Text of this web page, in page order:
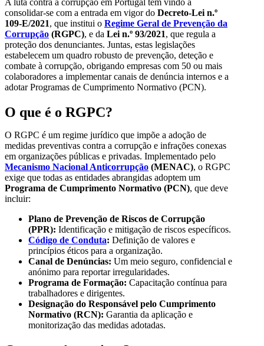
A luta contra a corrupção em Portugal tem vindo a
consolidar-se com a entrada em vigor do Decreto-Lei n.º
109-E/2021, que institui o Regime Geral de Prevenção da
Corrupção (RGPC), e da Lei n.º 93/2021, que regula a
proteção dos denunciantes. Juntas, estas legislações
estabelecem um quadro robusto de prevenção, deteção e
combate à corrupção, obrigando empresas com 50 ou mais
colaboradores a implementar canais de denúncia internos e a
adotar Programas de Cumprimento Normativo (PCN).
O que é o RGPC?
O RGPC é um regime jurídico que impõe a adoção de
medidas preventivas contra a corrupção e infrações conexas
em organizações públicas e privadas. Implementado pelo
Mecanismo Nacional Anticorrupção (MENAC), o RGPC
exige que todas as entidades abrangidas adoptem um
Programa de Cumprimento Normativo (PCN), que deve
incluir:
Plano de Prevenção de Riscos de Corrupção
(PPR): Identificação e mitigação de riscos específicos.
Código de Conduta: Definição de valores e
princípios éticos para a organização.
Canal de Denúncias: Um meio seguro, confidencial e
anónimo para reportar irregularidades.
Programa de Formação: Capacitação contínua para
trabalhadores e dirigentes.
Designação do Responsável pelo Cumprimento
Normativo (RCN): Garantia da aplicação e
monitorização das medidas adotadas.